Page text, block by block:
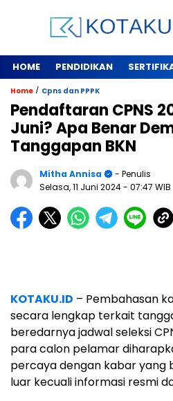
HOME PENDIDIKAN
Home / Cpns dan PPPK
Pendaftaran CPNS
Juni? Apa Benar
Tanggapan BKN
Mitha Annisa
- Penulis
Selasa, 11 Juni 2024- 07:47 WIB
KOTAKU.ID – Pembahasan
secara lengkap terkait
beredarnya jadwal seleksi
para calon pelamar
percaya dengan kabar yang
luar kecuali informasi resmi